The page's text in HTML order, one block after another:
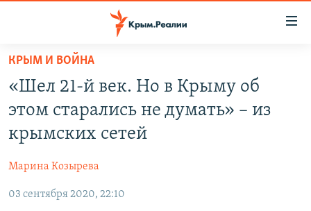
Вернуться
основному
содержанию
главной
навигации
Вернутся
11 ЛЕТ ОККУПАЦИИ КРЫМА. 11 ИСТОРИЙ СОПРОТИВЛЕНИЯ
ЕЩЕ
ИНТЕРАКТИВ
РАДІО СВОБОДА
КРЫМ И ВОЙНА
«Шел 21-й век. Но в Крыму об
этом старались не думать» – из
крымских сетей
Марина Козырева
03 сентября 2020, 22:10